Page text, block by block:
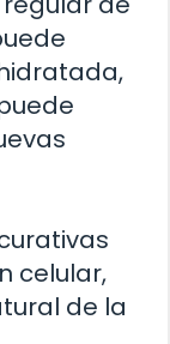
celular,
de la